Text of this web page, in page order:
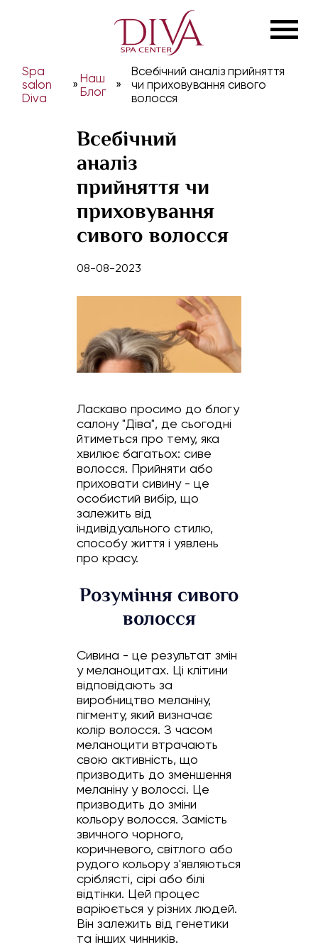
Spa
salon
Diva
» Наш
Блог
»
Всебічний аналіз прийняття
чи приховування сивого
волосся
Всебічний
аналіз
прийняття чи
приховування
сивого волосся
08-08-2023
Ласкаво просимо до блогу
салону "Діва", де сьогодні
йтиметься про тему, яка
хвилює багатьох: сиве
волосся. Прийняти або
приховати сивину - це
особистий вибір, що
залежить від
індивідуального стилю,
способу життя і уявлень
про красу.
Розуміння сивого
волосся
Сивина - це результат змін
у меланоцитах. Ці клітини
відповідають за
виробництво меланіну,
пігменту, який визначає
колір волосся. З часом
меланоцити втрачають
свою активність, що
призводить до зменшення
меланіну у волоссі. Це
призводить до зміни
кольору волосся. Замість
звичного чорного,
коричневого, світлого або
рудого кольору з'являються
сріблясті, сірі або білі
відтінки. Цей процес
варіюється у різних людей.
Він залежить від генетики
та інших чинників.